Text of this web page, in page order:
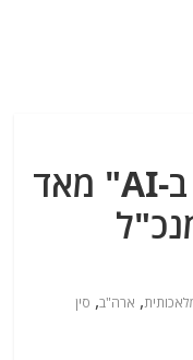
"היתרון האמריקאי ב-AI" מאד
, ארה"ב, סין